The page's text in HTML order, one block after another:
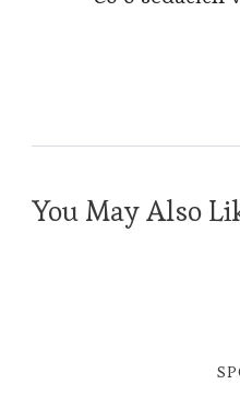
You May Also